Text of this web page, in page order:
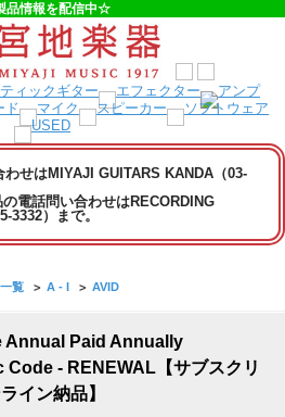
品情報を配信中☆
せはMIYAJI GUITARS KANDA（03-
電話問い合わせはRECORDING
3332）まで。
覧 > A - I > AVID
Annual Paid Annually
- RENEWAL【サブスクリ
イン納品】